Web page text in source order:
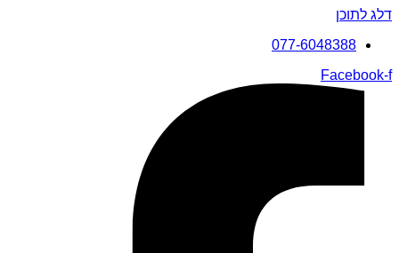
דלג לתוכן
077-6048388
Facebook-f